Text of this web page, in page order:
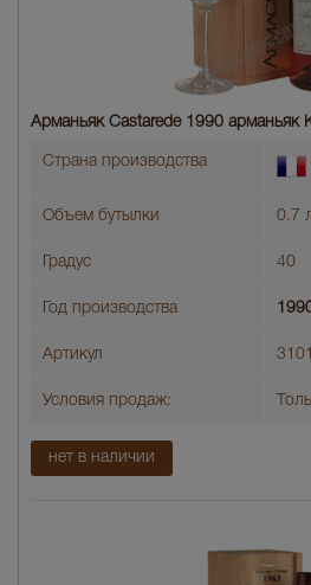
Арманьяк Castarede 1990 арманьяк
Страна производства
Объем бутылки 0.7 л
Градус 40
Год производства
Артикул
Условия продаж:
нет в наличии